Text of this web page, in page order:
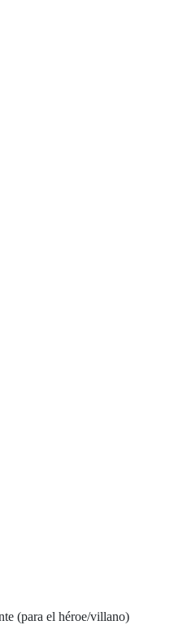
(para el héroe/villano)